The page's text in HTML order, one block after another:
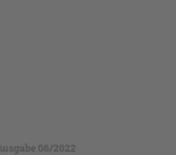
06/2022